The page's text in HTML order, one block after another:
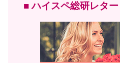
■ ハイスペ総研レター